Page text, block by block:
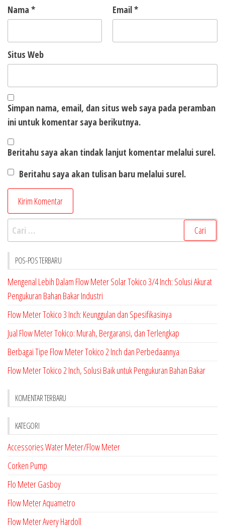
Nama * Email*
Situs Web
Simpan nama, email, dan situs web saya pada peramban
ini untuk komentar saya berikutnya.
Beritahu saya akan tindak lanjut komentar melalui surel.
Beritahu saya akan tulisan baru melalui surel.
Cari
untuk:
POS-POS TERBARU
Mengenal Lebih Dalam Flow Meter Solar Tokico 3/4 Inch: Solusi Akurat
Pengukuran Bahan Bakar Industri
Flow Meter Tokico 3 Inch: Keunggulan dan Spesifikasinya
Jual Flow Meter Tokico: Murah, Bergaransi, dan Terlengkap
Berbagai Tipe Flow Meter Tokico 2 Inch dan Perbedaannya
Flow Meter Tokico 2 Inch, Solusi Baik untuk Pengukuran Bahan Bakar
KOMENTAR TERBARU
KATEGORI
Accessories Water Meter/Flow Meter
Corken Pump
Flo Meter Gasboy
Flow Meter Aquametro
Flow Meter Avery Hardoll